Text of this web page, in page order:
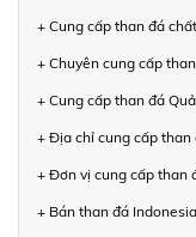
+ Cung cấp than đá
+ Chuyên cung cấp
+ Cung cấp than đá
+ Địa chỉ cung cấp
+ Đơn vị cung cấp than
+ Bán than đá